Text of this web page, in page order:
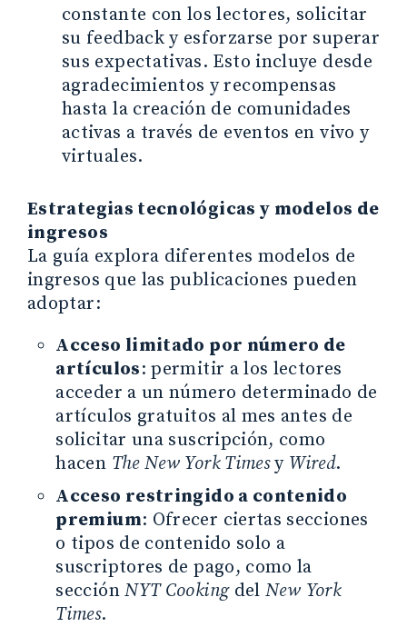
constante con los lectores, solicitar
su feedback y esforzarse por superar
sus expectativas. Esto incluye desde
agradecimientos y recompensas
hasta la creación de comunidades
activas a través de eventos en vivo y
virtuales.
Estrategias tecnológicas y modelos de
ingresos
La guía explora diferentes modelos de
ingresos que las publicaciones pueden
adoptar:
Acceso limitado por número de
artículos: permitir a los lectores
acceder a un número determinado de
artículos gratuitos al mes antes de
solicitar una suscripción, como
hacen The New York Timesy Wired.
Acceso restringido a contenido
premium: Ofrecer ciertas secciones
o tipos de contenido solo a
suscriptores de pago, como la
secciónNYT CookingdelNew York
Times.